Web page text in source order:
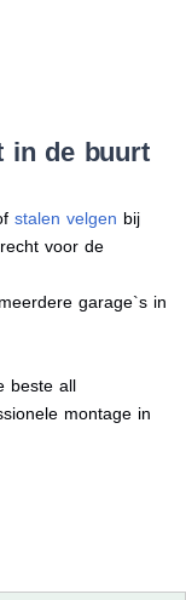
in de buurt
stalen velgen bij
voor de
garage`s in
beste all
montage in